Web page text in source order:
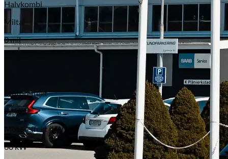
Halvkombi
Miltal
0 mil
Motoreffekt
82 HK
Motoreffekt (kW)
60 kW